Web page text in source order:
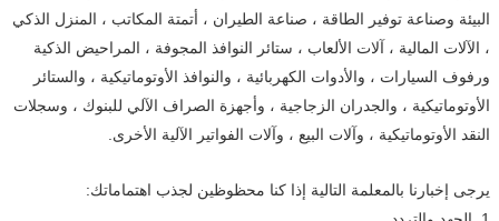
البيئة وصناعة توفير الطاقة ، صناعة الطيران ، أتمتة المكاتب ، المنزل الذكي
، الآلات المالية ، آلات الألعاب ، ستائر النوافذ المجوفة ، المراحيض الذكية
ورفوف السيارات ، والأدوات الكهربائية ، والنوافذ الأوتوماتيكية ، والستائر
الأوتوماتيكية ، والجدران الزجاجية ، وأجهزة الصراف الآلي للبنوك ، وسجلات
النقد الأوتوماتيكية ، وآلات البيع ، وآلات الفواتير الآلية الأخرى.
يرجى إخبارنا بالمعلمة التالية إذا كنا محظوظين لجذب اهتماماتك: